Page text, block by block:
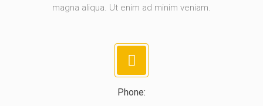
magna aliqua. Ut enim ad minim veniam.
Phone: